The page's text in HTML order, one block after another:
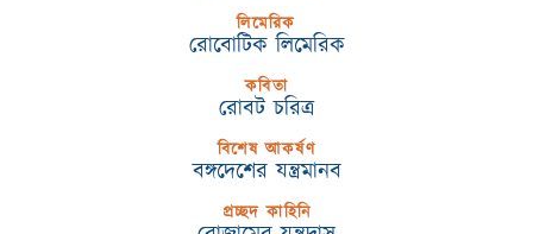
লিমেরিক
রোবোটিক লিমেরিক
কবিতা
রোবট চরিত্র
বিশেষ আকর্ষণ
বঙ্গদেশের যন্ত্রমানব
প্রচ্ছদ কাহিনি